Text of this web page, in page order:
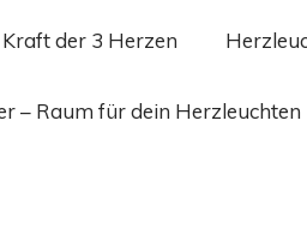
Kraft der 3 Herzen
– Raum für dein Herzleuchten